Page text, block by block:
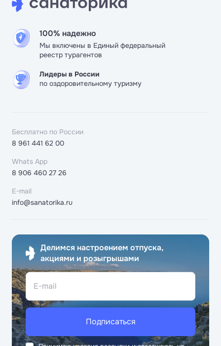
100% надежно
Мы включены в Единый федеральный
реестр турагентов
Лидеры в России
по оздоровительному туризму
Бесплатно по России
8 961 441 62 00
Whats App
8 906 460 27 26
E-mail
info@sanatorika.ru
Делимся настроением отпуска,
акциями и розыгрышами
E-mail
Подписаться